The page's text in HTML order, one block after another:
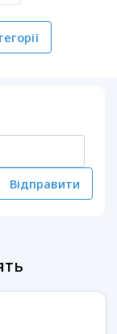
Відправити